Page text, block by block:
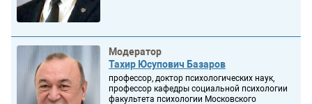
Модератор
Тахир Юсупович Базаров
профессор, доктор психологических наук,
профессор кафедры социальной психологии
факультета психологии Московского